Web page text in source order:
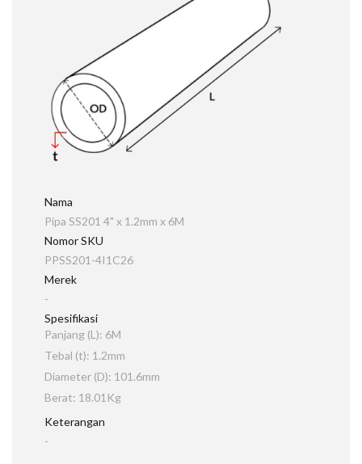
Nama
Pipa SS201 4" x 1.2mm x 6M
Nomor SKU
PPSS201-4I1C26
Merek
-
Spesifikasi
Panjang (L): 6M
Tebal (t): 1.2mm
Diameter (D): 101.6mm
Berat: 18.01Kg
Keterangan
-